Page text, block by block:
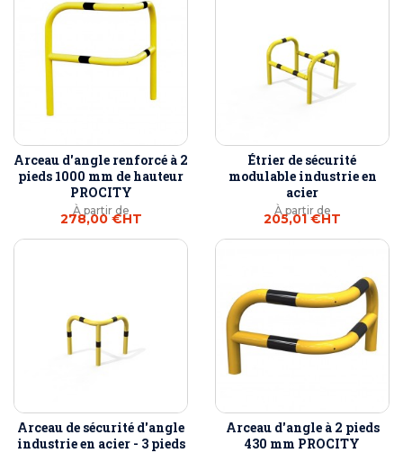
Arceau d'angle renforcé à 2
pieds 1000 mm de hauteur
PROCITY
À partir de
278,00 €HT
Étrier de sécurité
modulable industrie en
acier
À partir de
205,01 €HT
Arceau de sécurité d'angle
industrie en acier - 3 pieds
Arceau d'angle à 2 pieds
430 mm PROCITY